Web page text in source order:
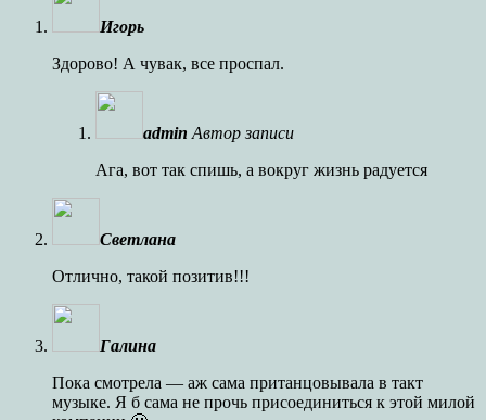
Игорь
Здорово! А чувак, все проспал.
admin Автор записи
Ага, вот так спишь, а вокруг жизнь радуется
Светлана
Отлично, такой позитив!!!
Галина
Пока смотрела — аж сама пританцовывала в такт
музыке. Я б сама не прочь присоединиться к этой милой